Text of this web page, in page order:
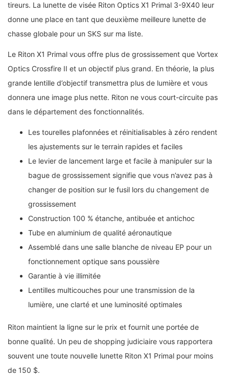
tireurs. La lunette de visée Riton Optics X1 Primal 3-9X40 leur
donne une place en tant que deuxième meilleure lunette de
chasse globale pour un SKS sur ma liste.
Le Riton X1 Primal vous offre plus de grossissement que Vortex
Optics Crossfire II et un objectif plus grand. En théorie, la plus
grande lentille d’objectif transmettra plus de lumière et vous
donnera une image plus nette. Riton ne vous court-circuite pas
dans le département des fonctionnalités.
Les tourelles plafonnées et réinitialisables à zéro rendent
les ajustements sur le terrain rapides et faciles
Le levier de lancement large et facile à manipuler sur la
bague de grossissement signifie que vous n’avez pas à
changer de position sur le fusil lors du changement de
grossissement
Construction 100 % étanche, antibuée et antichoc
Tube en aluminium de qualité aéronautique
Assemblé dans une salle blanche de niveau EP pour un
fonctionnement optique sans poussière
Garantie à vie illimitée
Lentilles multicouches pour une transmission de la
lumière, une clarté et une luminosité optimales
Riton maintient la ligne sur le prix et fournit une portée de
bonne qualité. Un peu de shopping judiciaire vous rapportera
souvent une toute nouvelle lunette Riton X1 Primal pour moins
de 150 $.